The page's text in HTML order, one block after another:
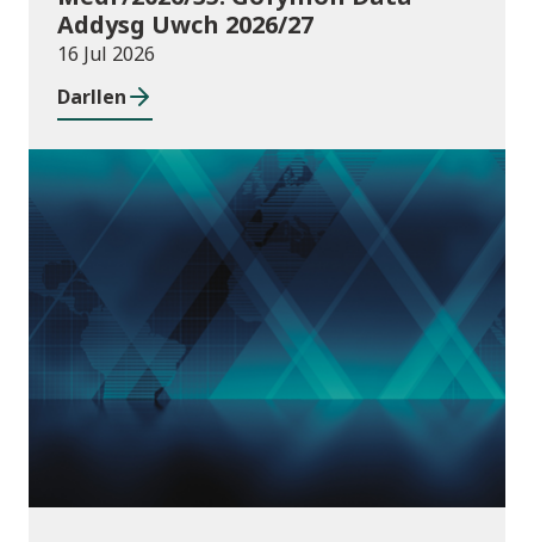
Addysg Uwch 2026/27
16 Jul 2026
Darllen
Cyhoeddiadau